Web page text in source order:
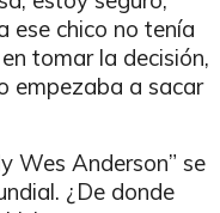
ese chico no tenía
tomar la decisión,
empezaba a sacar
Wes Anderson” se
¿De donde